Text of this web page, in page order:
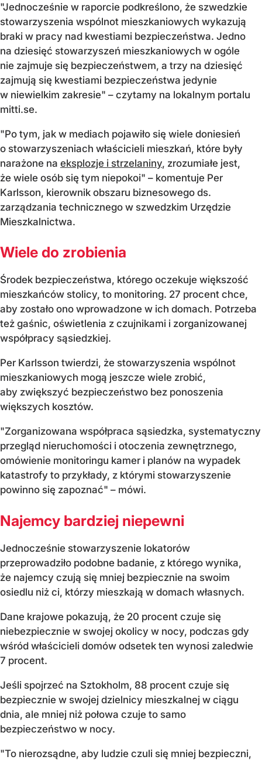
"Jednocześnie w raporcie podkreślono, że szwedzkie
stowarzyszenia wspólnot mieszkaniowych wykazują
braki w pracy nad kwestiami bezpieczeństwa. Jedno
na dziesięć stowarzyszeń mieszkaniowych w ogóle
nie zajmuje się bezpieczeństwem, a trzy na dziesięć
zajmują się kwestiami bezpieczeństwa jedynie
w niewielkim zakresie" – czytamy na lokalnym portalu
mitti.se.
"Po tym, jak w mediach pojawiło się wiele doniesień
o stowarzyszeniach właścicieli mieszkań, które były
narażone na eksplozje i strzelaniny, zrozumiałe jest,
że wiele osób się tym niepokoi" – komentuje Per
Karlsson, kierownik obszaru biznesowego ds.
zarządzania technicznego w szwedzkim Urzędzie
Mieszkalnictwa.
Wiele do zrobienia
Środek bezpieczeństwa, którego oczekuje większość
mieszkańców stolicy, to monitoring. 27 procent chce,
aby zostało ono wprowadzone w ich domach. Potrzeba
też gaśnic, oświetlenia z czujnikami i zorganizowanej
współpracy sąsiedzkiej.
Per Karlsson twierdzi, że stowarzyszenia wspólnot
mieszkaniowych mogą jeszcze wiele zrobić,
aby zwiększyć bezpieczeństwo bez ponoszenia
większych kosztów.
"Zorganizowana współpraca sąsiedzka, systematyczny
przegląd nieruchomości i otoczenia zewnętrznego,
omówienie monitoringu kamer i planów na wypadek
katastrofy to przykłady, z którymi stowarzyszenie
powinno się zapoznać" – mówi.
Najemcy bardziej niepewni
Jednocześnie stowarzyszenie lokatorów
przeprowadziło podobne badanie, z którego wynika,
że najemcy czują się mniej bezpiecznie na swoim
osiedlu niż ci, którzy mieszkają w domach własnych.
Dane krajowe pokazują, że 20 procent czuje się
niebezpiecznie w swojej okolicy w nocy, podczas gdy
wśród właścicieli domów odsetek ten wynosi zaledwie
7 procent.
Jeśli spojrzeć na Sztokholm, 88 procent czuje się
bezpiecznie w swojej dzielnicy mieszkalnej w ciągu
dnia, ale mniej niż połowa czuje to samo
bezpieczeństwo w nocy.
"To nierozsądne, aby ludzie czuli się mniej bezpieczni,